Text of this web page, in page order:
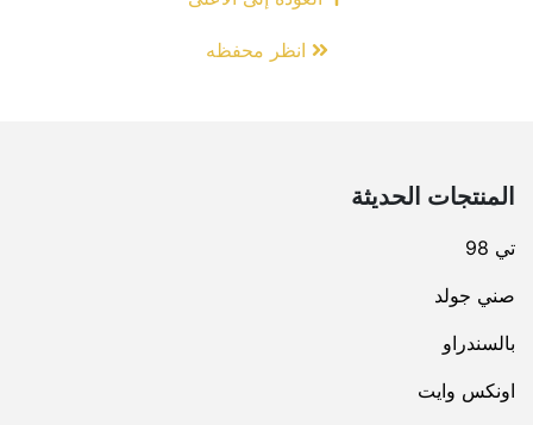
المنتجات الحديثة
تي 98
صني جولد
بالسندراو
اونكس وايت